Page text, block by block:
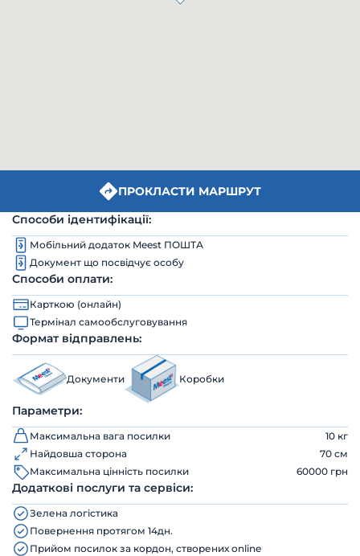
ПРОКЛАСТИ МАРШРУТ
Способи ідентифікації:
Мобільний додаток Meest ПОШТА
Документ що посвідчує особу
Способи оплати:
Карткою (онлайн)
Термінал самообслуговування
Формат відправлень:
Документи Коробки
Параметри:
Максимальна вага посилки
10 кг
Найдовша сторона
70 см
Максимальна цінність посилки
60000 грн
Додаткові послуги та сервіси:
Зелена логістика
Повернення протягом 14дн.
Прийом посилок за кордон, створених online